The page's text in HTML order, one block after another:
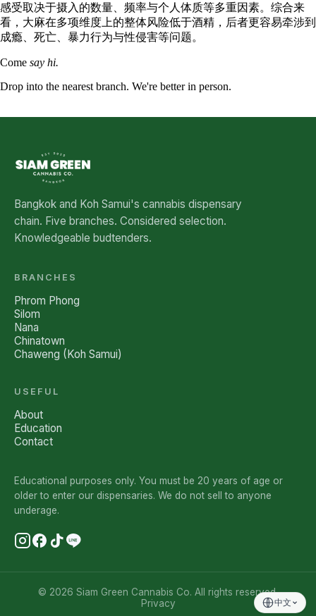
中文
感受取决于摄入的数量、频率与个人体质等多重因素。综合来
看，大麻在多项维度上的整体风险低于酒精，后者更容易牵涉到
成瘾、死亡、暴力行为与性侵害等问题。
Come say hi.
Drop into the nearest branch. We're better in person.
Bangkok and Koh Samui's cannabis dispensary
chain. Five branches. Considered selection.
Knowledgeable budtenders.
BRANCHES
Phrom Phong
Silom
Nana
Chinatown
Chaweng (Koh Samui)
USEFUL
About
Education
Contact
Educational purposes only. You must be 20 years of age or
older to enter our dispensaries. We do not sell to anyone
underage.
© 2026 Siam Green Cannabis Co. All rights reserved.
Privacy